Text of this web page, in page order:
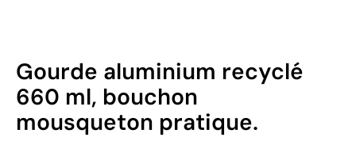
Gourde aluminium recyclé
660 ml, bouchon
mousqueton pratique.